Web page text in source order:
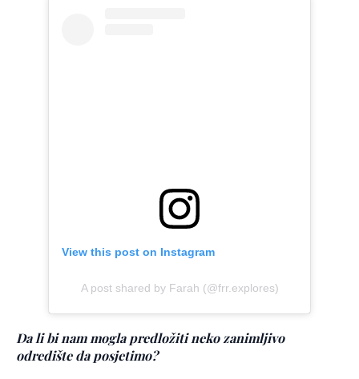
View this post on Instagram
A post shared by Farah (@frr.explores)
Da li bi nam mogla predložiti neko zanimljivo
odredište da posjetimo?